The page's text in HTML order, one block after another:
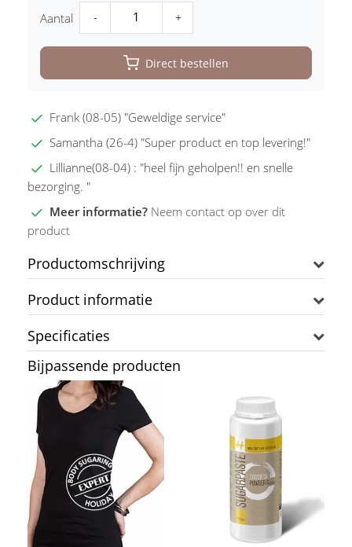
Aantal - +
Direct bestellen
Frank (08-05) "Geweldige service"
Samantha (26-4) "Super product en top levering!"
Lillianne(08-04) : "heel fijn geholpen!! en snelle
bezorging. "
Meer informatie? Neem contact op over dit
product
Productomschrijving
Product informatie
Specificaties
Bijpassende producten